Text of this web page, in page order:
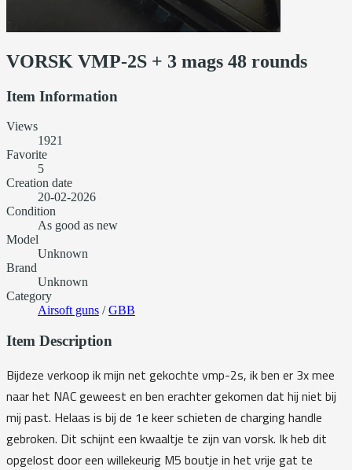
VORSK VMP-2S + 3 mags 48 rounds
Item Information
Views
1921
Favorite
5
Creation date
20-02-2026
Condition
As good as new
Model
Unknown
Brand
Unknown
Category
Airsoft guns /GBB
Item Description
Bijdeze verkoop ik mijn net gekochte vmp-2s, ik ben er 3x mee
naar het NAC geweest en ben erachter gekomen dat hij niet bij
mij past. Helaas is bij de 1e keer schieten de charging handle
gebroken. Dit schijnt een kwaaltje te zijn van vorsk. Ik heb dit
opgelost door een willekeurig M5 boutje in het vrije gat te